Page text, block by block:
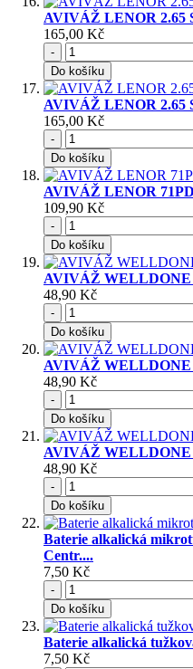
AVIVÁŽ LENOR 2.65
165,00 Kč
-
Do košíku
AVIVÁŽ LENOR 2.65
165,00 Kč
-
Do košíku
AVIVÁŽ LENOR
109,90 Kč
-
Do košíku
AVIVÁŽ
48,90 Kč
-
Do košíku
AVIVÁŽ WELLDONE
48,90 Kč
-
Do košíku
AVIVÁŽ
48,90 Kč
-
Do košíku
Baterie alkalická
Centr....
7,50 Kč
-
Do košíku
Baterie alkalická
7,50 Kč